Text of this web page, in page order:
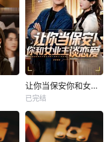
热播
未知
让你当保安你和女业主谈恋爱
已完结